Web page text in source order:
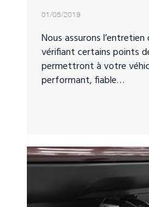
01/05/2019
Nous assurons
vérifiant certains points
permettront à votre
performant, fiable…